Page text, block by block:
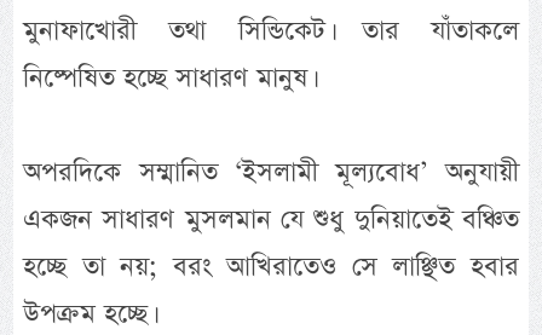
মুনাফাখোরী তথা সিন্ডিকেট। তার যাঁতাকলে
নিষ্পেষিত হচ্ছে সাধারণ মানুষ।
অপরদিকে সম্মানিত ‘ইসলামী মূল্যবোধ’ অনুযায়ী
একজন সাধারণ মুসলমান যে শুধু দুনিয়াতেই বঞ্চিত
হচ্ছে তা নয়; বরং আখিরাতেও সে লাঞ্ছিত হবার
উপক্রম হচ্ছে।